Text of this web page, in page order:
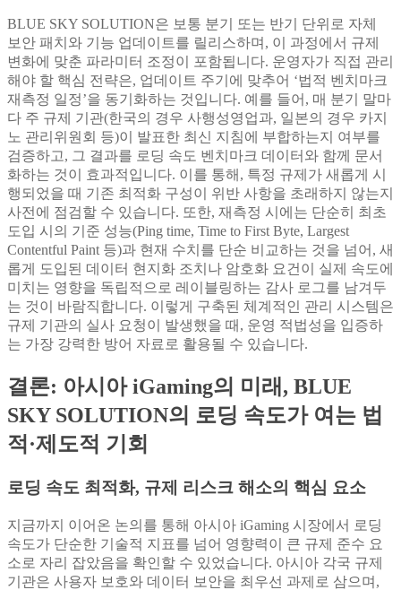
BLUE SKY SOLUTION은 보통 분기 또는 반기 단위로 자체
보안 패치와 기능 업데이트를 릴리스하며, 이 과정에서 규제
변화에 맞춘 파라미터 조정이 포함됩니다. 운영자가 직접 관리
해야 할 핵심 전략은, 업데이트 주기에 맞추어 ‘법적 벤치마크
재측정 일정’을 동기화하는 것입니다. 예를 들어, 매 분기 말마
다 주 규제 기관(한국의 경우 사행성영업과, 일본의 경우 카지
노 관리위원회 등)이 발표한 최신 지침에 부합하는지 여부를
검증하고, 그 결과를 로딩 속도 벤치마크 데이터와 함께 문서
화하는 것이 효과적입니다. 이를 통해, 특정 규제가 새롭게 시
행되었을 때 기존 최적화 구성이 위반 사항을 초래하지 않는지
사전에 점검할 수 있습니다. 또한, 재측정 시에는 단순히 최초
도입 시의 기준 성능(Ping time, Time to First Byte, Largest
Contentful Paint 등)과 현재 수치를 단순 비교하는 것을 넘어, 새
롭게 도입된 데이터 현지화 조치나 암호화 요건이 실제 속도에
미치는 영향을 독립적으로 레이블링하는 감사 로그를 남겨두
는 것이 바람직합니다. 이렇게 구축된 체계적인 관리 시스템은
규제 기관의 실사 요청이 발생했을 때, 운영 적법성을 입증하
는 가장 강력한 방어 자료로 활용될 수 있습니다.
결론: 아시아 iGaming의 미래, BLUE
SKY SOLUTION의 로딩 속도가 여는 법
적·제도적 기회
로딩 속도 최적화, 규제 리스크 해소의 핵심 요소
지금까지 이어온 논의를 통해 아시아 iGaming 시장에서 로딩
속도가 단순한 기술적 지표를 넘어 영향력이 큰 규제 준수 요
소로 자리 잡았음을 확인할 수 있었습니다. 아시아 각국 규제
기관은 사용자 보호와 데이터 보안을 최우선 과제로 삼으며,